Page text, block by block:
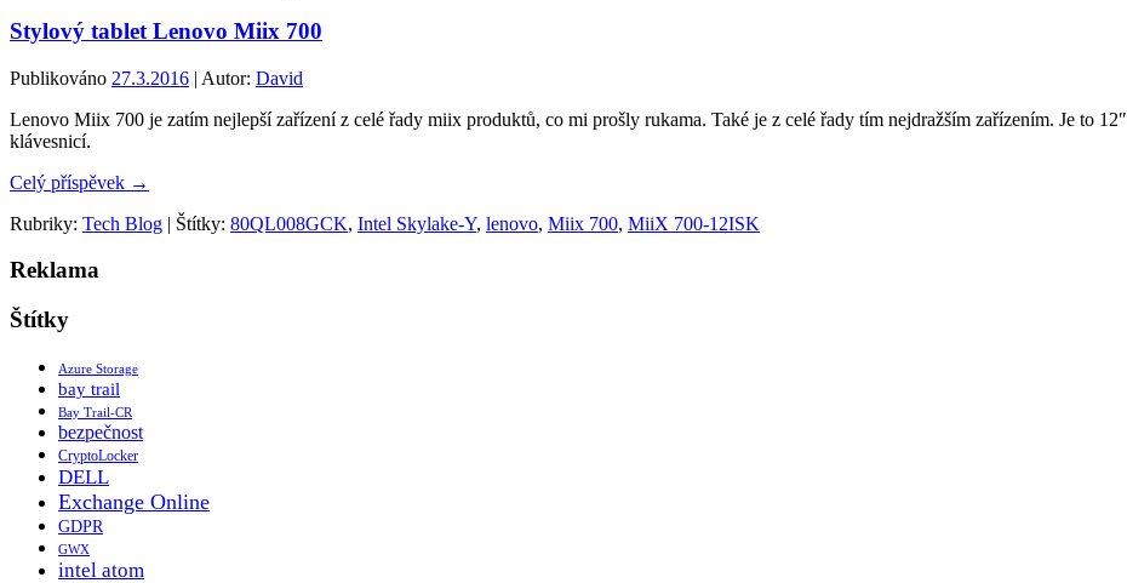
Stylový tablet Lenovo Miix 700
Publikováno 27.3.2016 | Autor: David
Lenovo Miix 700 je zatím nejlepší zařízení z celé řady miix produktů, co mi prošly rukama. Také je z celé řady tím nejdražším zařízením. Je to
klávesnicí.
Celý příspěvek →
Rubriky: Tech Blog | Štítky: 80QL008GCK, Intel Skylake-Y, lenovo, Miix 700, MiiX 700-12ISK
Reklama
Štítky
Azure Storage
bay trail
Bay Trail-CR
bezpečnost
CryptoLocker
DELL
Exchange Online
GDPR
GWX
intel atom